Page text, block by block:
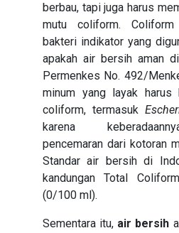
berbau, tapi juga harus
mutu coliform.
bakteri indikator yang
apakah air bersih aman
Permenkes No. 492/
minum yang layak
coliform, termasuk
karena
pencemaran dari kotoran
Standar air bersih di
kandungan Total
(0/100 ml).
Sementara itu, air bersih